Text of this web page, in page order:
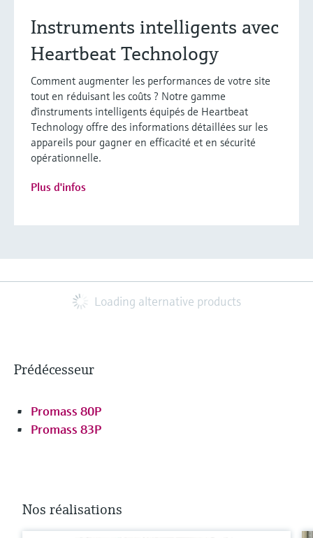
Instruments intelligents avec
Heartbeat Technology
Comment augmenter les performances de votre site
tout en réduisant les coûts ? Notre gamme
d'instruments intelligents équipés de Heartbeat
Technology offre des informations détaillées sur les
appareils pour gagner en efficacité et en sécurité
opérationnelle.
Plus d'infos
Loading alternative products
Prédécesseur
Promass 80P
Promass 83P
Nos réalisations